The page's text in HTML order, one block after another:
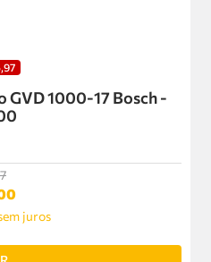
,97
GVD 1000-17 Bosch -
juros